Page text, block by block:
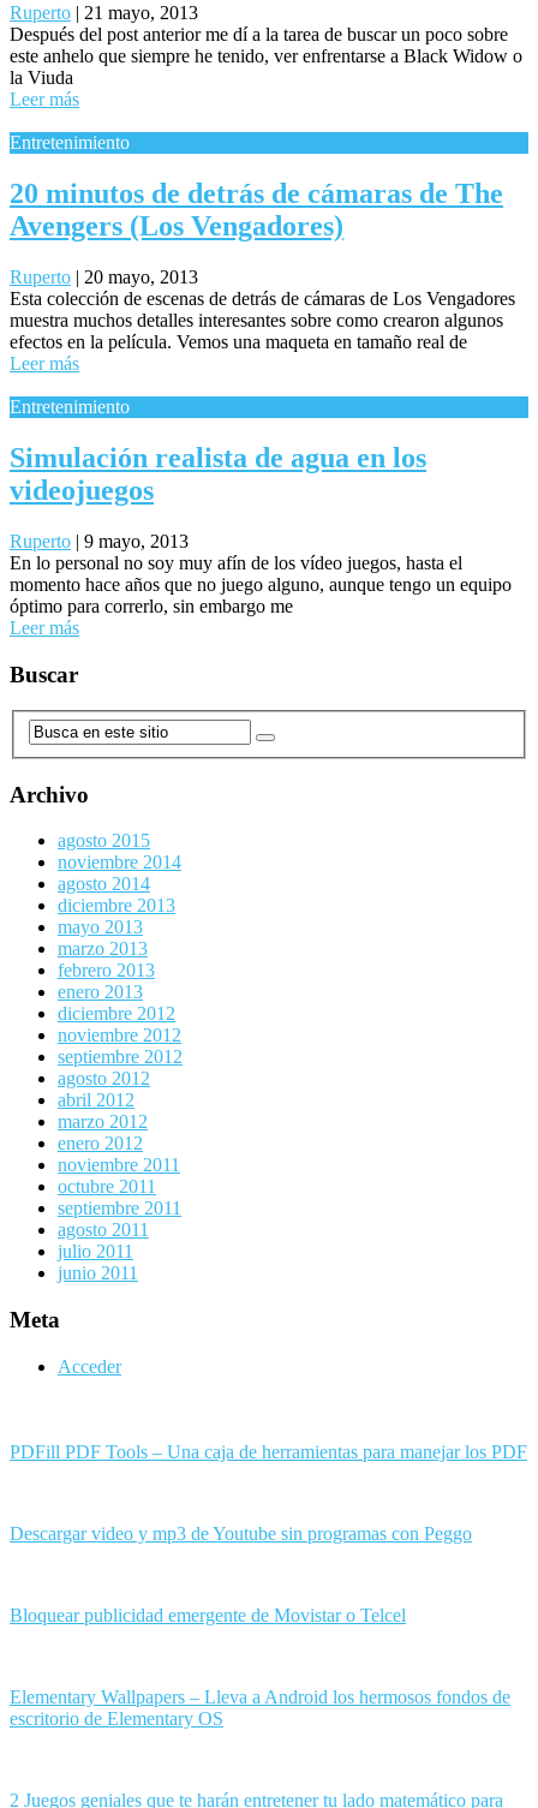
Ruperto | 21 mayo, 2013
Después del post anterior me dí a la tarea de buscar un poco sobre
este anhelo que siempre he tenido, ver enfrentarse a Black Widow o
la Viuda
Leer más
Entretenimiento
20 minutos de detrás de cámaras de The
Avengers (Los Vengadores)
Ruperto | 20 mayo, 2013
Esta colección de escenas de detrás de cámaras de Los Vengadores
muestra muchos detalles interesantes sobre como crearon algunos
efectos en la película. Vemos una maqueta en tamaño real de
Leer más
Entretenimiento
Simulación realista de agua en los
videojuegos
Ruperto | 9 mayo, 2013
En lo personal no soy muy afín de los vídeo juegos, hasta el
momento hace años que no juego alguno, aunque tengo un equipo
óptimo para correrlo, sin embargo me
Leer más
Buscar
Archivo
agosto 2015
noviembre 2014
agosto 2014
diciembre 2013
mayo 2013
marzo 2013
febrero 2013
enero 2013
diciembre 2012
noviembre 2012
septiembre 2012
agosto 2012
abril 2012
marzo 2012
enero 2012
noviembre 2011
octubre 2011
septiembre 2011
agosto 2011
julio 2011
junio 2011
Meta
Acceder
PDFill PDF Tools – Una caja de herramientas para manejar los PDF
Descargar video y mp3 de Youtube sin programas con Peggo
Bloquear publicidad emergente de Movistar o Telcel
Elementary Wallpapers – Lleva a Android los hermosos fondos de
escritorio de Elementary OS
2 Juegos geniales que te harán entretener tu lado matemático para